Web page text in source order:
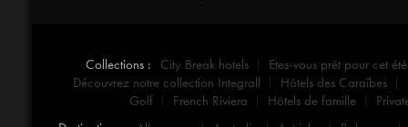
Collections : City Break hotels
Etes-vous prêt pour cet été
Découvrez notre collection Integrall
Hôtels des Caraïbes
Golf
French Riviera Hôtels de famille